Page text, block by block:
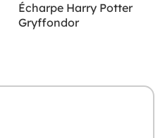
Écharpe Harry Potter
Gryffondor